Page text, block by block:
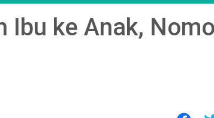
Ibu ke Anak,